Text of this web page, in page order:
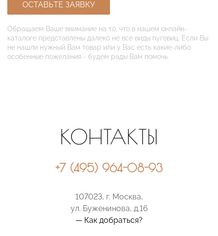
ОСТАВЬТЕ ЗАЯВКУ
Обращаем Ваше внимание на то, что в нашем онлайн-
каталоге представлены далеко не все виды пуговиц. Если Вы
не нашли нужный Вам товар или у Вас есть какие-либо
особенные пожелания - будем рады Вам помочь.
КОНТАКТЫ
+7 (495) 964-08-93
107023, г. Москва,
ул. Буженинова, д.16
— Как добраться?